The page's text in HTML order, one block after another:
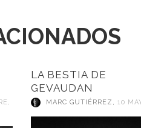
LA BESTIA DE
GEVAUDAN
MARC GUTIÉRREZ , 10